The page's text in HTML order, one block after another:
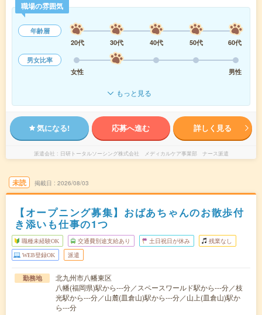
職場の雰囲気
年齢層
20代
30代 40代 50代
60代
男女比率
女性
男性
もっと見る
気になる! 応募へ進む 詳しく見る
派遣会社 日研トータルソーシング株式会社 メディカルケア事業部 ナース派遣
未読 掲載日 2026/08/03
【オープニング募集】おばあちゃんのお散歩付
き添いも仕事の1つ
職種未経験OK 交通費別途支給あり 土日祝日が休み 残業なし
WEB登録OK 派遣
勤務地
北九州市八幡東区
八幡(福岡県)駅から---分／スペースワールド駅から---分／枝
光駅から---分／山麓(皿倉山)駅から---分／山上(皿倉山)駅か
ら---分